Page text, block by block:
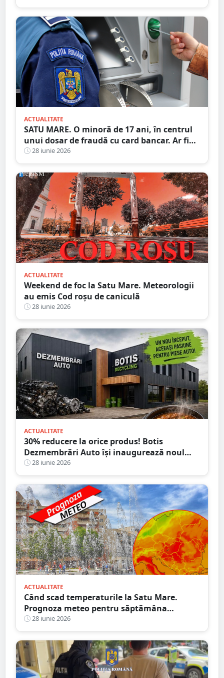
ACTUALITATE
SATU MARE. O minoră de 17 ani, în centrul
unui dosar de fraudă cu card bancar. Ar fi
făcut 22 de tranzacții ilegale, ajutată de trei
adulți
28 iunie 2026
ACTUALITATE
Weekend de foc la Satu Mare. Meteorologii
au emis Cod roșu de caniculă
28 iunie 2026
ACTUALITATE
30% reducere la orice produs! Botis
Dezmembrări Auto își inaugurează noul
sediu din Satu Mare
28 iunie 2026
ACTUALITATE
Când scad temperaturile la Satu Mare.
Prognoza meteo pentru săptămâna
următoare
28 iunie 2026